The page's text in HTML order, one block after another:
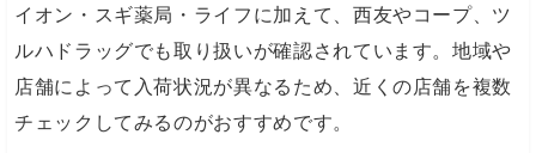
イオン・スギ薬局・ライフに加えて、西友やコープ、ツ
ルハドラッグでも取り扱いが確認されています。地域や
店舗によって入荷状況が異なるため、近くの店舗を複数
チェックしてみるのがおすすめです。